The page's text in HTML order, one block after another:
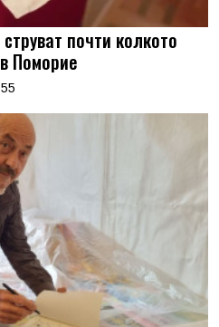
почти колкото
Поморие